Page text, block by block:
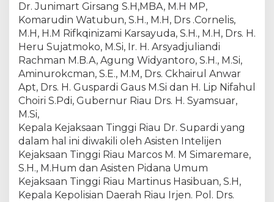
p
i
d
u
m
K
e
j
R
i
a
u
H
Dr. Junimart Girsang S.H,MBA, M.H MP,
Komarudin Watubun, S.H., M.H, Drs .Cornelis,
M.H, H.M Rifkqinizami Karsayuda, S.H., M.H, Drs. H.
Heru Sujatmoko, M.Si, Ir. H. Arsyadjuliandi
Rachman M.B.A, Agung Widyantoro, S.H., M.Si,
Aminurokcman, S.E., M.M, Drs. Ckhairul Anwar
Apt, Drs. H. Guspardi Gaus M.Si dan H. Lip Nifahul
Choiri S.Pdi, Gubernur Riau Drs. H. Syamsuar,
M.Si,
Kepala Kejaksaan Tinggi Riau Dr. Supardi yang
dalam hal ini diwakili oleh Asisten Intelijen
Kejaksaan Tinggi Riau Marcos M. M Simaremare,
S.H., M.Hum dan Asisten Pidana Umum
Kejaksaan Tinggi Riau Martinus Hasibuan, S.H,
Kepala Kepolisian Daerah Riau Irjen. Pol. Drs.